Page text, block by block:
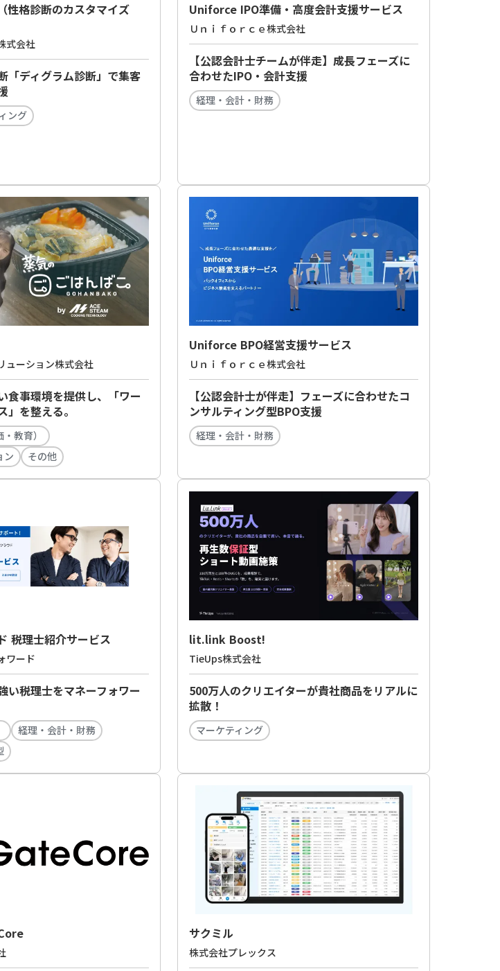
性格診断のカスタマイズ
式会社
「ディグラム診断」で集客
ング
Uniforce IPO準備・高度会計支援サービス
Ｕｎｉｆｏｒｃｅ株式会社
【公認会計士チームが伴走】成長フェーズに
合わせたIPO・会計支援
経理・会計・財務
ューション株式会社
食事環境を提供し、「ワー
」を整える。
教育）
ン
その他
Uniforce BPO経営支援サービス
Ｕｎｉｆｏｒｃｅ株式会社
【公認会計士が伴走】フェーズに合わせたコ
ンサルティング型BPO支援
経理・会計・財務
税理士紹介サービス
ワード
い税理士をマネーフォワー
経理・会計・財務
lit.link Boost!
TieUps株式会社
500万人のクリエイターが貴社商品をリアルに
拡散！
マーケティング
サクミル
株式会社プレックス